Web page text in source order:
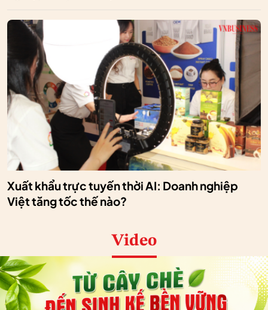
Xuất khẩu trực tuyến thời AI: Doanh nghiệp
Việt tăng tốc thế nào?
Video